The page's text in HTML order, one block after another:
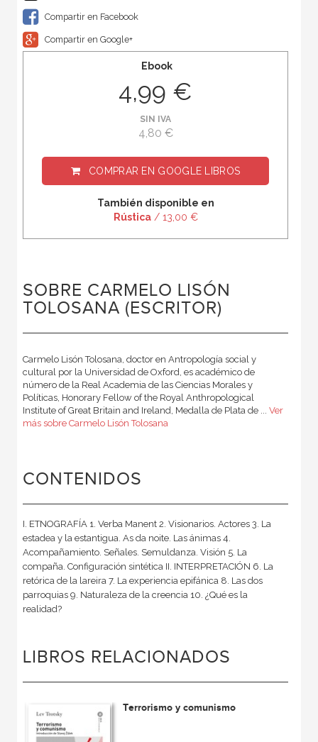
Compartir en Facebook
Compartir en Google+
Ebook
4,99 €
SIN IVA
4,80 €
COMPRAR EN GOOGLE LIBROS
También disponible en
Rústica/ 13,00 €
SOBRE CARMELO LISÓN
TOLOSANA (ESCRITOR)
Carmelo Lisón Tolosana, doctor en Antropología social y
cultural por la Universidad de Oxford, es académico de
número de la Real Academia de las Ciencias Morales y
Políticas, Honorary Fellow of the Royal Anthropological
Institute of Great Britain and Ireland, Medalla de Plata de ... Ver
más sobre Carmelo Lisón Tolosana
CONTENIDOS
I. ETNOGRAFÍA 1. Verba Manent 2. Visionarios. Actores 3. La
estadea y la estantigua. As da noite. Las ánimas 4.
Acompañamiento. Señales. Semuldanza. Visión 5. La
compaña. Configuración sintética II. INTERPRETACIÓN 6. La
retórica de la lareira 7. La experiencia epifánica 8. Las dos
parroquias 9. Naturaleza de la creencia 10. ¿Qué es la
realidad?
LIBROS RELACIONADOS
Terrorismo y comunismo